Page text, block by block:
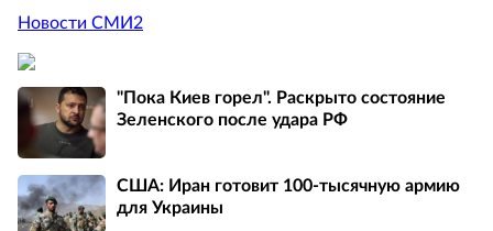
Новости СМИ2
"Пока Киев горел". Раскрыто состояние
Зеленского после удара РФ
США: Иран готовит 100-тысячную армию
для Украины